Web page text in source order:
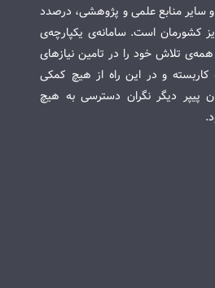
و سایر منابع علمی و پژوهشی، درصدد
کشورمان است. سامانه‌ی یکپارچه‌ی
همه‌ی تلاش خود را در تامین نیازهای
و در این راه از هیچ کمکی
پیپر دیگر نگران دسترسی به هیچ